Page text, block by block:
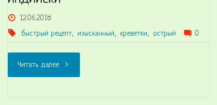
12.06.2018
быстрый рецепт, изысканный, креветки, острый 0
Читать далее"Креветки